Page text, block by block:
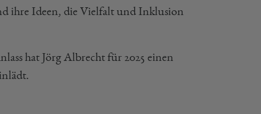
ihre Ideen, die Vielfalt und Inklusion
hat Jörg Albrecht für 2025 einen